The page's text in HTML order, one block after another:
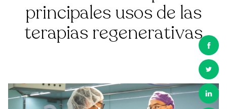
principales usos de las
terapias regenerativas